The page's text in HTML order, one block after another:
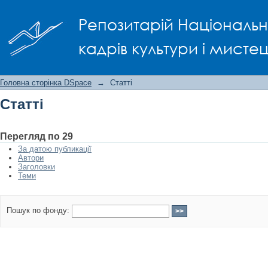
Репозитарій
кадрів культури і
Головна сторінка DSpace → Статті
Статті
Перегляд по 29
За датою публикації
Автори
Заголовки
Теми
Пошук по фонду: